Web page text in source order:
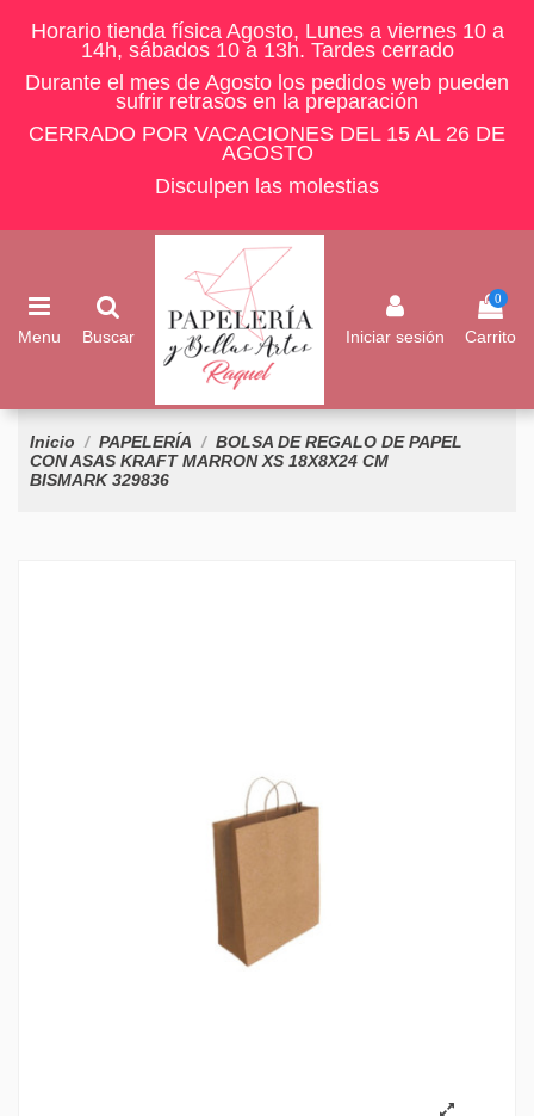
Horario tienda física Agosto, Lunes a viernes 10 a
14h, sábados 10 a 13h. Tardes cerrado
Durante el mes de Agosto los pedidos web pueden
sufrir retrasos en la preparación
CERRADO POR VACACIONES DEL 15 AL 26 DE
AGOSTO
Disculpen las molestias
Menu Buscar Iniciar sesión
0
Carrito
Inicio PAPELERÍA
BOLSA DE REGALO DE PAPEL
CON ASAS KRAFT MARRON XS 18X8X24 CM
BISMARK 329836